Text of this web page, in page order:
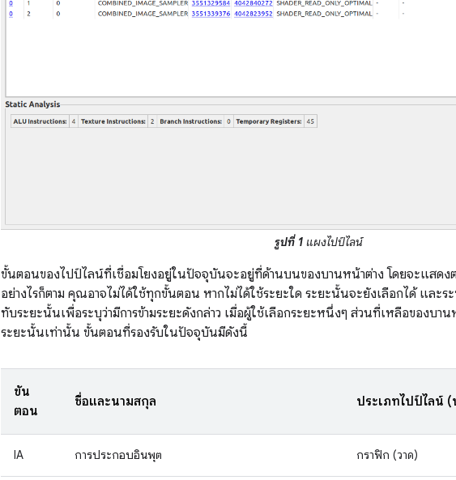
รูปที่ 1 แผงไปป์ไลน์
ขั้นตอนของไปป์ไลน์ที่เชื่อมโยงอยู่ในปัจจุบันจะอยู่ที่ด้านบนของบานหน้าต่าง โดยจะแสดง
อย่างไรก็ตาม คุณอาจไม่ได้ใช้ทุกขั้นตอน หากไม่ได้ใช้ระยะใด ระยะนั้นจะยังเลือกได้ และร
ทับระยะนั้นเพื่อระบุว่ามีการข้ามระยะดังกล่าว เมื่อผู้ใช้เลือกระยะหนึ่งๆ ส่วนที่เหลือของบา
ระยะนั้นเท่านั้น ขั้นตอนที่รองรับในปัจจุบันมีดังนี้
ขั้น
ตอน
ชื่อและนามสกุล ประเภทไปป์ไลน์ (
IA การประกอบอินพุต กราฟิก (วาด)